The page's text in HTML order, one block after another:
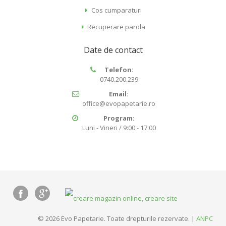
Cos cumparaturi
Recuperare parola
Date de contact
Telefon:
0740.200.239
Email:
office@evopapetarie.ro
Program:
Luni - Vineri / 9:00 - 17:00
© 2026 Evo Papetarie. Toate drepturile rezervate. | ANPC